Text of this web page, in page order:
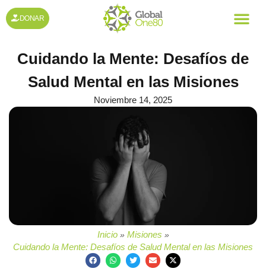
DONAR
Cuidando la Mente: Desafíos de
Salud Mental en las Misiones
Noviembre 14, 2025
Inicio » Misiones »
Cuidando la Mente: Desafíos de Salud Mental en las Misiones